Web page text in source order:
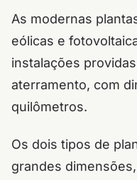
As modernas
eólicas e
instalações
aterramento, com
quilômetros.
Os dois tipos de
grandes